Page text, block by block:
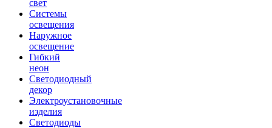
свет
Системы
освещения
Наружное
освещение
Гибкий
неон
Светодиодный
декор
Электроустановочные
изделия
Светодиоды